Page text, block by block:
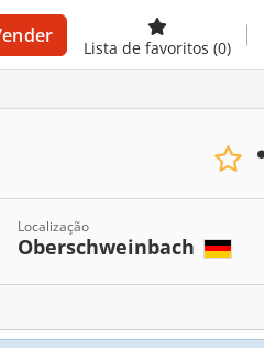
Lista de favoritos (0)
Localização
Oberschweinbach